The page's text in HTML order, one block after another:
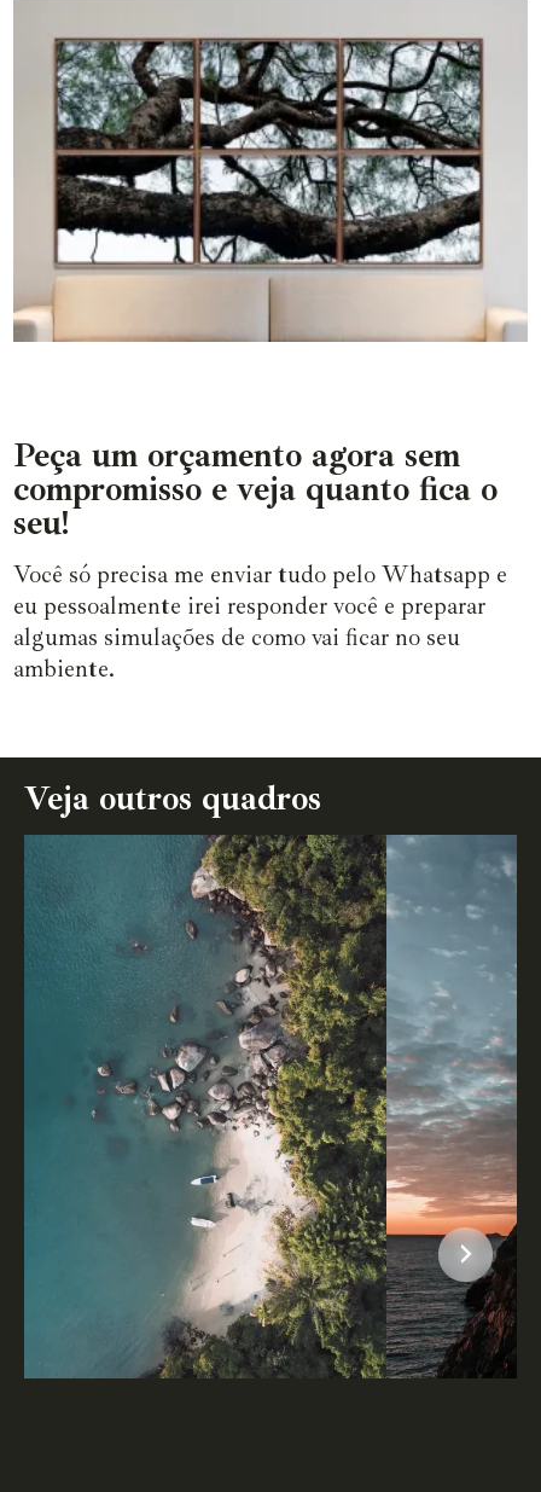
Peça um orçamento agora sem
compromisso e veja quanto fica o
seu!
Você só precisa me enviar tudo pelo Whatsapp e
eu pessoalmente irei responder você e preparar
algumas simulações de como vai ficar no seu
ambiente.
Veja outros quadros